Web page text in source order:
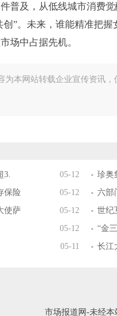
普及，从低线城市消费
”。未来，谁能精准把
场中占据先机。
为本网站转载企业宣传资讯
3. 05-12
珍奥
保险
05-12
六部
使萨
05-12
世纪
05-12
“金
05-11 长江
市场报道网-未经本